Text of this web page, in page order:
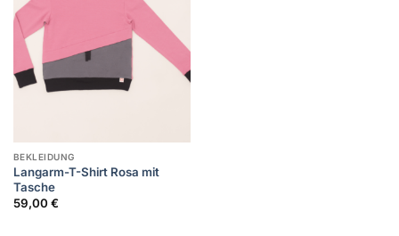
BEKLEIDUNG
Langarm-T-Shirt Rosa mit
Tasche
59,00 €